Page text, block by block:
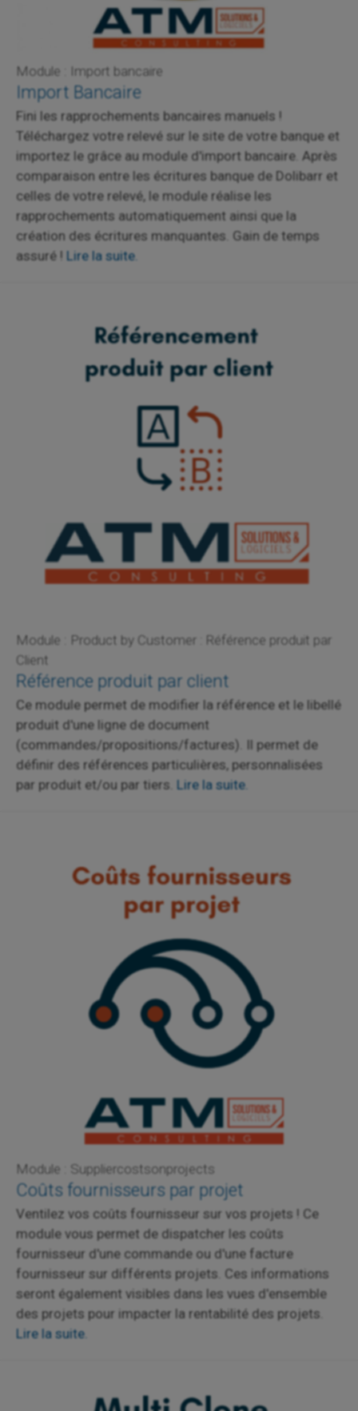
Module : Import bancaire
Import Bancaire
Fini les rapprochements bancaires manuels !
Téléchargez votre relevé sur le site de votre banque et
importez le grâce au module d'import bancaire. Après
comparaison entre les écritures banque de Dolibarr et
celles de votre relevé, le module réalise les
rapprochements automatiquement ainsi que la
création des écritures manquantes. Gain de temps
assuré ! Lire la suite.
Module : Product by Customer : Référence produit par
Client
Référence produit par client
Ce module permet de modifier la référence et le libellé
produit d'une ligne de document
(commandes/propositions/factures). Il permet de
définir des références particulières, personnalisées
par produit et/ou par tiers. Lire la suite.
Module : Suppliercostsonprojects
Coûts fournisseurs par projet
Ventilez vos coûts fournisseur sur vos projets ! Ce
module vous permet de dispatcher les coûts
fournisseur d'une commande ou d'une facture
fournisseur sur différents projets. Ces informations
seront également visibles dans les vues d'ensemble
des projets pour impacter la rentabilité des projets.
Lire la suite.